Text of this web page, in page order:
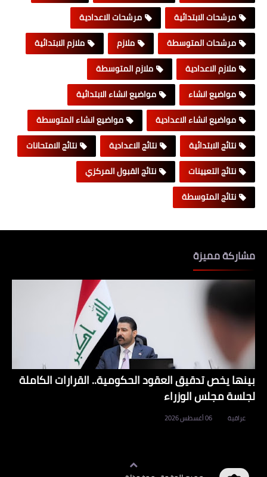
مرشحات الابتدائية
مرشحات الاعدادية
مرشحات المتوسطة
ملازم
ملازم الابتدائية
ملازم الاعدادية
ملازم المتوسطة
مواضيع انشاء
مواضيع انشاء الابتدائية
مواضيع انشاء الاعدادية
مواضيع انشاء المتوسطة
نتائج الابتدائية
نتائج الاعدادية
نتائج الامتحانات
نتائج التعيينات
نتائج القبول المركزي
نتائج المتوسطة
مشاركة مميزة
بينها يخص تدقيق العقود الحكومية.. القرارات الكاملة
لجلسة مجلس الوزراء
عراقية 06 أغسطس 2026